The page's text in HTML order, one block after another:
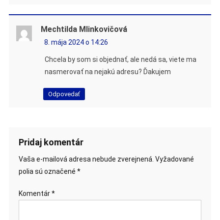
Mechtilda Mlinkovičová
8. mája 2024 o 14:26
Chcela by som si objednať, ale nedá sa, viete ma
nasmerovať na nejakú adresu? Ďakujem
Odpovedať
Pridaj komentár
Vaša e-mailová adresa nebude zverejnená. Vyžadované
polia sú označené *
Komentár*